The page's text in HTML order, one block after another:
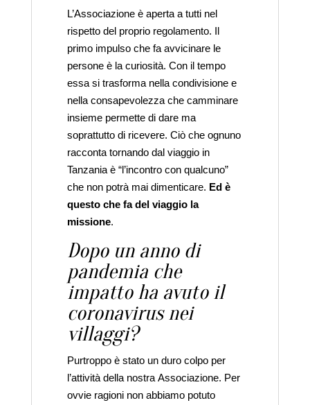
L’Associazione è aperta a tutti nel
rispetto del proprio regolamento. Il
primo impulso che fa avvicinare le
persone è la curiosità. Con il tempo
essa si trasforma nella condivisione e
nella consapevolezza che camminare
insieme permette di dare ma
soprattutto di ricevere. Ciò che ognuno
racconta tornando dal viaggio in
Tanzania è “l’incontro con qualcuno”
che non potrà mai dimenticare. Ed è
questo che fa del viaggio la
missione.
Dopo un anno di
pandemia che
impatto ha avuto il
coronavirus nei
villaggi?
Purtroppo è stato un duro colpo per
l’attività della nostra Associazione. Per
ovvie ragioni non abbiamo potuto